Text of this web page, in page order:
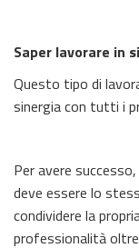
Saper lavorare in
Questo tipo di
sinergia con tutti i
Per avere
deve essere lo
condividere la
professionalità